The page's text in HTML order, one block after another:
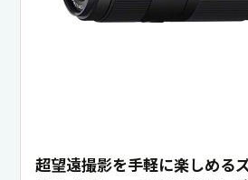
超望遠撮影を手軽に楽しめる